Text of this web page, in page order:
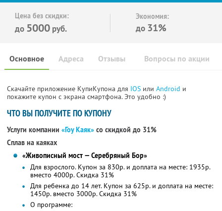
Цена без скидки:
до 5000 руб.
Экономия:
до 31%
Основное Отзывы Вопросы по акции
Адреса
Скачайте приложение КупиКупона для IOS или Android и
покажите купон с экрана смартфона. Это удобно :)
ЧТО ВЫ ПОЛУЧИТЕ ПО КУПОНУ
Услуги компании «Гоу Каяк» со скидкой до 31%
Сплав на каяках
«Живописный мост — Серебряный Бор»
Для взрослого. Купон за 830р. и доплата на месте: 1935р.
вместо 4000р. Скидка 31%
Для ребенка до 14 лет. Купон за 625р. и доплата на месте:
1450р. вместо 3000р. Скидка 31%
О программе: